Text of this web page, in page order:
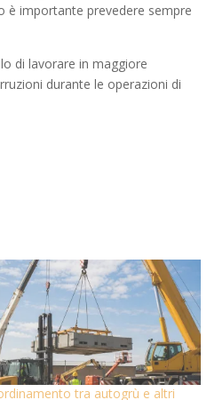
è importante prevedere sempre
di lavorare in maggiore
durante le operazioni di
tra autogrù e altri